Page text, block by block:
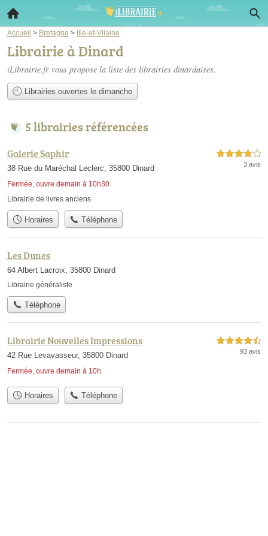
Accueil > Bretagne > Ille-et-Vilaine
Librairie à Dinard
iLibrairie.fr vous propose la liste des librairies dinardaises.
Librairies ouvertes le dimanche
5 librairies référencées
Galerie Saphir
38 Rue du Maréchal Leclerc, 35800 Dinard
Fermée, ouvre demain à 10h30
4,0 étoiles sur 5
3 avis
Librairie de livres anciens
Horaires Téléphone
Les Dunes
64 Albert Lacroix, 35800 Dinard
Librairie généraliste
Téléphone
Librairie Nouvelles Impressions
42 Rue Levavasseur, 35800 Dinard
Fermée, ouvre demain à 10h
4,5 étoiles sur 5
93 avis
Horaires Téléphone